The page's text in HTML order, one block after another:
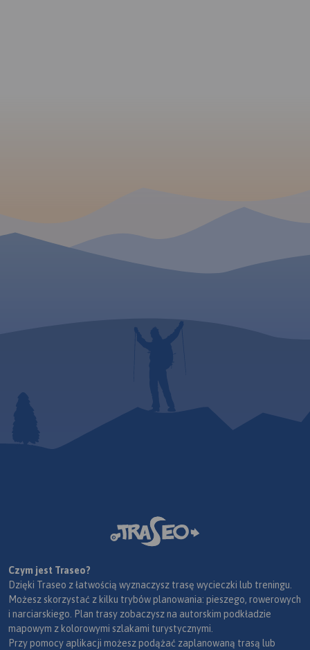
Czym jest Traseo?
Dzięki Traseo z łatwością wyznaczysz trasę wycieczki lub treningu.
Możesz skorzystać z kilku trybów planowania: pieszego, rowerowych
i narciarskiego. Plan trasy zobaczysz na autorskim podkładzie
mapowym z kolorowymi szlakami turystycznymi.
Przy pomocy aplikacji możesz podążać zaplanowaną trasą lub